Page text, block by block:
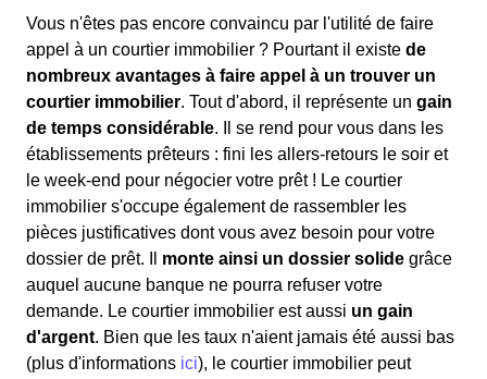
Vous n'êtes pas encore convaincu par l'utilité de faire
appel à un courtier immobilier ? Pourtant il existe de
nombreux avantages à faire appel à un trouver un
courtier immobilier. Tout d'abord, il représente un gain
de temps considérable. Il se rend pour vous dans les
établissements prêteurs : fini les allers-retours le soir et
le week-end pour négocier votre prêt ! Le courtier
immobilier s'occupe également de rassembler les
pièces justificatives dont vous avez besoin pour votre
dossier de prêt. Il monte ainsi un dossier solide grâce
auquel aucune banque ne pourra refuser votre
demande. Le courtier immobilier est aussi un gain
d'argent. Bien que les taux n'aient jamais été aussi bas
(plus d'informations ici), le courtier immobilier peut